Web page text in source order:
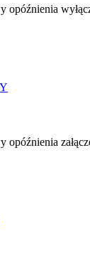
opóźnienia
opóźnienia